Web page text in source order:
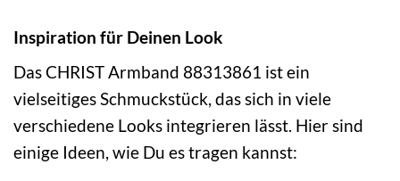
Inspiration für Deinen Look
Das CHRIST Armband 88313861 ist ein
vielseitiges Schmuckstück, das sich in viele
verschiedene Looks integrieren lässt. Hier sind
einige Ideen, wie Du es tragen kannst: